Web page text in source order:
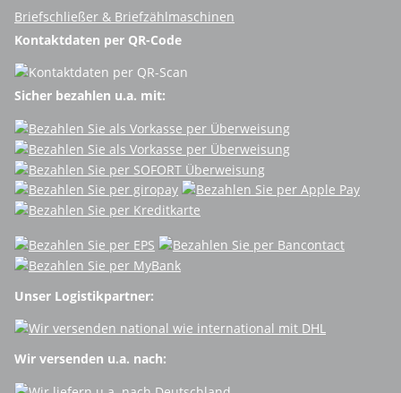
Briefschließer & Briefzählmaschinen
Kontaktdaten per QR-Code
Sicher bezahlen u.a. mit:
Unser Logistikpartner:
Wir versenden u.a. nach: